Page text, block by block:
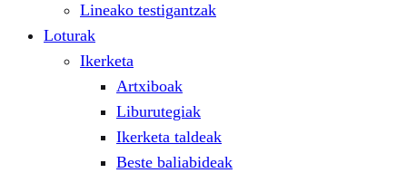
Lineako testigantzak
Loturak
Ikerketa
Artxiboak
Liburutegiak
Ikerketa taldeak
Beste baliabideak